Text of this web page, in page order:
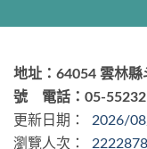
地址：64054 雲林
號 電話：05-
更新日期：
2026/
瀏覽人次：
2222878